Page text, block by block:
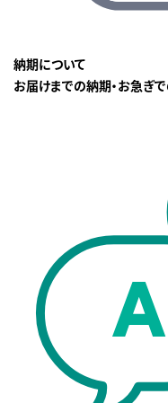
納期について
お届けまでの納期・お急ぎ